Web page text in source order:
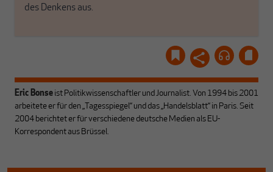
des Denkens aus.
Eric Bonse ist Politikwissenschaftler und Journalist. Von 1994 bis 2001
arbeitete er für den „Tagesspiegel“ und das „Handelsblatt“ in Paris. Seit
2004 berichtet er für verschiedene deutsche Medien als EU-
Korrespondent aus Brüssel.